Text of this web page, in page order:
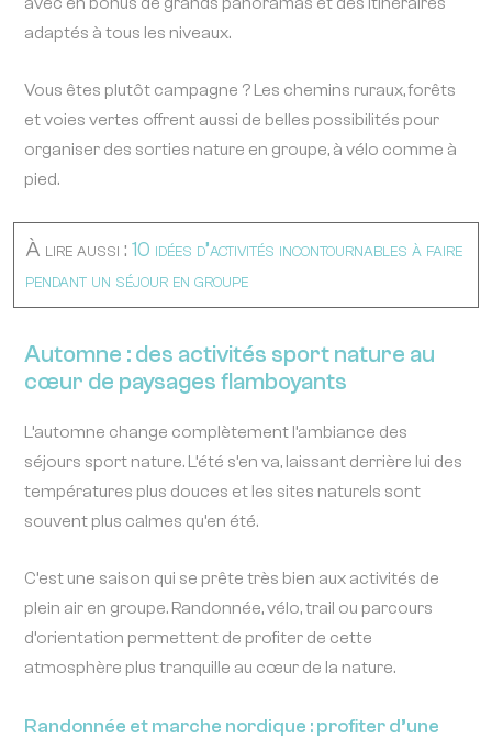
adaptés à tous les niveaux.
Vous êtes plutôt campagne ? Les chemins ruraux, forêts
et voies vertes offrent aussi de belles possibilités pour
organiser des sorties nature en groupe, à vélo comme à
pied.
À lire aussi :10 idées d’activités incontournables à faire
pendant un séjour en groupe
Automne : des activités sport nature au
cœur de paysages flamboyants
L’automne change complètement l’ambiance des
séjours sport nature. L’été s’en va, laissant derrière lui des
températures plus douces et les sites naturels sont
souvent plus calmes qu’en été.
C’est une saison qui se prête très bien aux activités de
plein air en groupe. Randonnée, vélo, trail ou parcours
d’orientation permettent de profiter de cette
atmosphère plus tranquille au cœur de la nature.
Randonnée et marche nordique : profiter d’une